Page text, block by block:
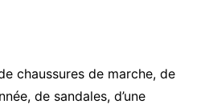
chaussures de marche, de
de sandales, d’une